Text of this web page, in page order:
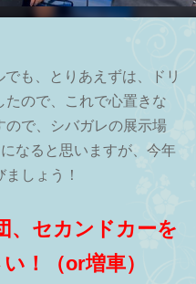
も、とりあえずは、ドリ
たので、これで心置きな
ので、シバガレの展示場
なると思いますが、今年
しょう！
、セカンドカーを
！（or増車）